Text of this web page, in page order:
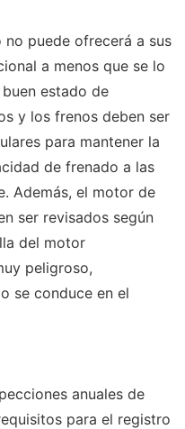
no puede ofrecerá a sus
a menos que se lo
estado de
y los frenos deben ser
para mantener la
de frenado a las
Además, el motor de
ser revisados ​​según
del motor
peligroso,
se conduce en el
anuales de
para el registro